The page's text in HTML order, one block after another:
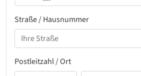
Straße / Hausnummer
Postleitzahl / Ort